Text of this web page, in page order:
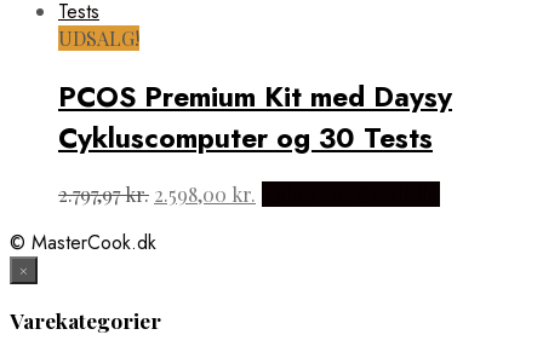
UDSALG!
PCOS Premium Kit med Daysy
Cykluscomputer og 30 Tests
2.797,97kr. Den
pris
2.598,00 kr.
© MasterCook.dk
×
Varekategorier